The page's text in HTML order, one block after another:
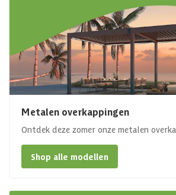
Metalen overkappingen
Ontdek deze zomer onze metalen
Shop alle modellen